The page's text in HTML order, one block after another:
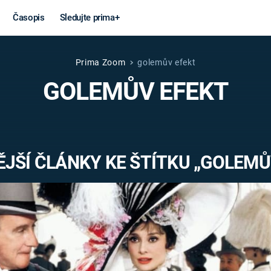
Časopis Sledujte prima+
Věda a
technika
MARS
Války
VÁLEČNÉ
Záhady a
Prima Zoom golemův efekt
GOLEMŮV EFEKT
ČLÁNKY KE ŠTÍTKU